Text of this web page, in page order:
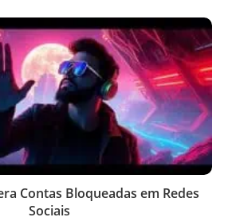
Contas Bloqueadas em Redes
Sociais